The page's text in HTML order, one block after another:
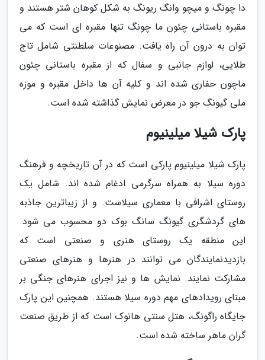
دا چونگ و میچو وانگ ریونگ به شکل کوهان شتر هستند و
مقبره باستانی چئون ما چونگ تنها مقبره ای است که می
توان به درون آن راه یافت. مصنوعات سلطنتی شامل تاج
طلایی، لوازم جانبی و سفال که از مقبره باستانی چئون
ماچون حفاری شده اند و کلیه آن ها داخل مقبره و موزه
ملی گیونگ جو در معرض نمایش گذاشته شده است.
پارک شیلا میلینیوم
پارک شیلا میلینیوم پارکی است که در آن تاریخچه و فرهنگ
دوره سیلا به همراه سرگرمی ادغام شده اند. شامل یک
روستای اشرافی با معماری سیلاست. و از زیباترین جاذبه
های گردشگری گیونگ سانگ بوک دو محسوب می شود.
این منطقه یک روستای هنری و صنعتی است که
بازدیدنمایندگان می توانند در هنرها و هنرهای صنعتی
مشارکت نمایند. نمایش ها و نیز اجرای هنرهای جنگی بر
مبنای رویدادهای مهم دوره سیلا هستند. همچنین این پارک
جایگاه راگونگ، هتل سنتی هانوک است که از طریق صنعت
گران ماهر ساخته شده است.